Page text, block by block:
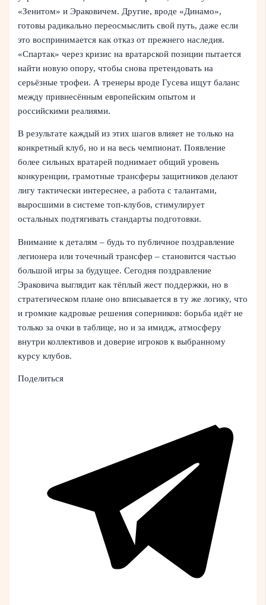
«Зенитом» и Эраковичем. Другие, вроде «Динамо»,
готовы радикально переосмыслить свой путь, даже если
это воспринимается как отказ от прежнего наследия.
«Спартак» через кризис на вратарской позиции пытается
найти новую опору, чтобы снова претендовать на
серьёзные трофеи. А тренеры вроде Гусева ищут баланс
между привнесённым европейским опытом и
российскими реалиями.
В результате каждый из этих шагов влияет не только на
конкретный клуб, но и на весь чемпионат. Появление
более сильных вратарей поднимает общий уровень
конкуренции, грамотные трансферы защитников делают
лигу тактически интереснее, а работа с талантами,
выросшими в системе топ‑клубов, стимулирует
остальных подтягивать стандарты подготовки.
Внимание к деталям – будь то публичное поздравление
легионера или точечный трансфер – становится частью
большой игры за будущее. Сегодня поздравление
Эраковича выглядит как тёплый жест поддержки, но в
стратегическом плане оно вписывается в ту же логику, что
и громкие кадровые решения соперников: борьба идёт не
только за очки в таблице, но и за имидж, атмосферу
внутри коллективов и доверие игроков к выбранному
курсу клубов.
Поделиться